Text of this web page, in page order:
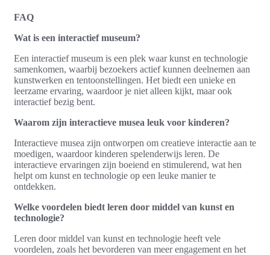
FAQ
Wat is een interactief museum?
Een interactief museum is een plek waar kunst en technologie
samenkomen, waarbij bezoekers actief kunnen deelnemen aan
kunstwerken en tentoonstellingen. Het biedt een unieke en
leerzame ervaring, waardoor je niet alleen kijkt, maar ook
interactief bezig bent.
Waarom zijn interactieve musea leuk voor kinderen?
Interactieve musea zijn ontworpen om creatieve interactie aan te
moedigen, waardoor kinderen spelenderwijs leren. De
interactieve ervaringen zijn boeiend en stimulerend, wat hen
helpt om kunst en technologie op een leuke manier te
ontdekken.
Welke voordelen biedt leren door middel van kunst en
technologie?
Leren door middel van kunst en technologie heeft vele
voordelen, zoals het bevorderen van meer engagement en het